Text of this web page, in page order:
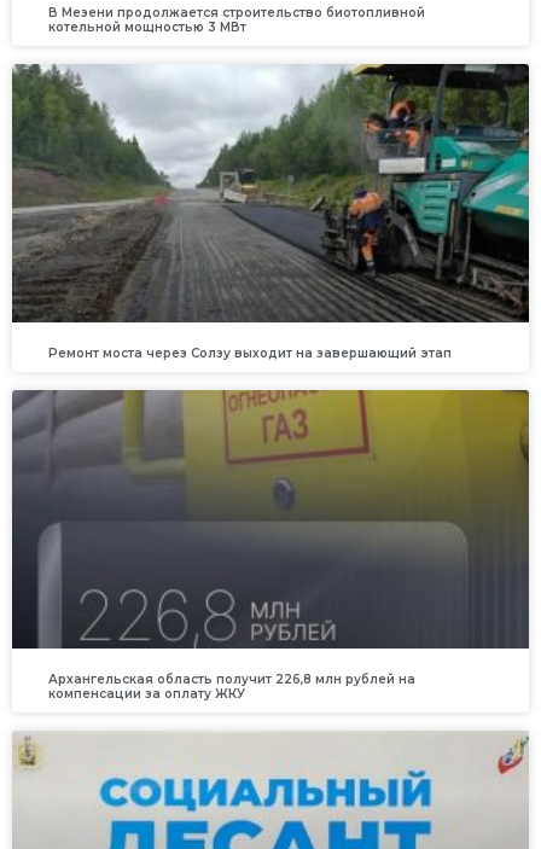
В Мезени продолжается строительство биотопливной
котельной мощностью 3 МВт
Ремонт моста через Солзу выходит на завершающий этап
Архангельская область получит 226,8 млн рублей на
компенсации за оплату ЖКУ